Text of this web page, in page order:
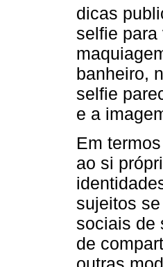
dicas
selfie para
banheiro,
selfie
e a
Em
ao si
sujeitos
sociais de
de